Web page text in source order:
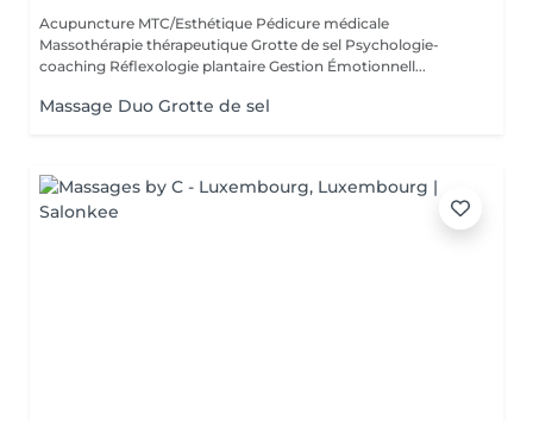
Acupuncture MTC/Esthétique Pédicure médicale
Massothérapie thérapeutique Grotte de sel Psychologie-
coaching Réflexologie plantaire Gestion Émotionnell...
Massage Duo Grotte de sel